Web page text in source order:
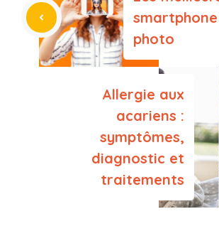
smartphone
photo
Allergie aux
acariens :
symptômes,
diagnostic et
traitements